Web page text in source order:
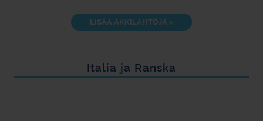
LISÄÄ ÄKKILÄHTÖJÄ >
Italia ja Ranska